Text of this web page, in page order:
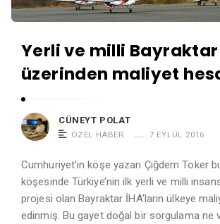
Yerli ve milli Bayraktar
üzerinden maliyet
CÜNEYT POLAT
ÖZEL HABER 7 EYLÜL 2016
Cumhuriyet’in köşe yazarı Çiğdem Toker
köşesinde Türkiye’nin ilk yerli ve milli
projesi olan Bayraktar İHA’ların ülkeye
edinmiş. Bu gayet doğal bir sorgulama ne